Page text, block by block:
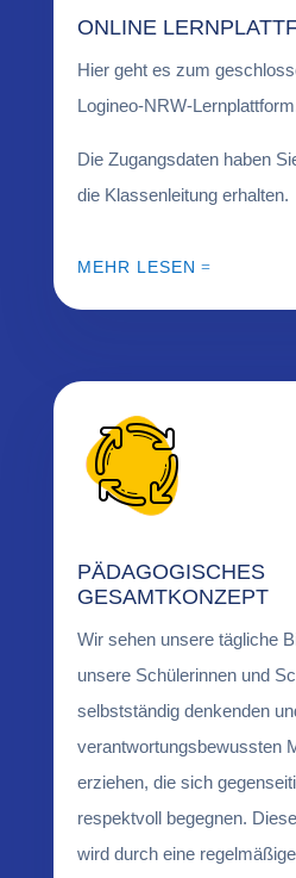
ONLINE
Hier geht es zum
Logineo-NRW-
Die Zugangsdaten haben
die Klassenleitung erhalten.
MEHR LESEN
PÄDAGOGISCHES
GESAMTKONZEPT
Wir sehen unsere tägliche
unsere Schülerinnen und
selbstständig denkenden
verantwortungsbewussten
erziehen, die sich
respektvoll begegnen.
wird durch eine